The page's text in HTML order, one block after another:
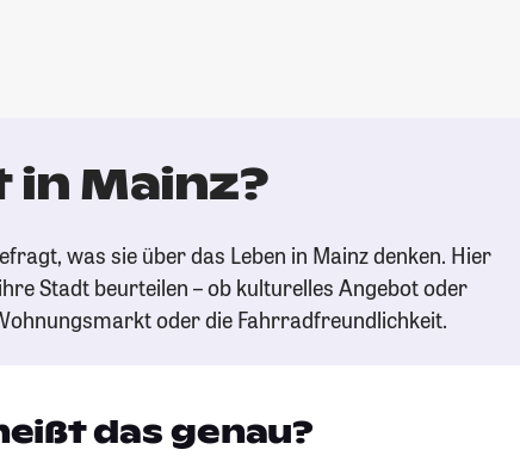
in Mainz?
was sie über das Leben in Mainz denken. Hier
Stadt beurteilen – ob kulturelles Angebot oder
oder die Fahrradfreundlichkeit.
das genau?